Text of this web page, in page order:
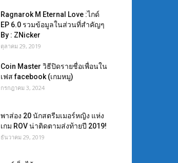
Ragnarok M Eternal Love :ไกด์
EP 6.0 รวมข้อมูลในส่วนที่สำคัญๆ
By : ZNicker
ตุลาคม 29, 2019
Coin Master วิธีปิดรายชื่อเพื่อนใน
เฟส facebook (เกมหมู)
กรกฎาคม 3, 2024
พาส่อง 20 นักสตรีมเมอร์หญิง แห่ง
เกม ROV น่าติดตามส่งท้ายปี 2019!
ธันวาคม 29, 2019